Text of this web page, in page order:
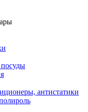
антистатики